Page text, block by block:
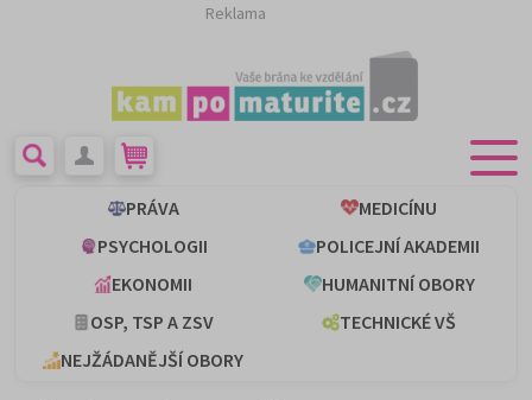
Reklama
PRÁVA
MEDICÍNU
PSYCHOLOGII
POLICEJNÍ AKADEMII
EKONOMII
HUMANITNÍ OBORY
OSP, TSP A ZSV
TECHNICKÉ VŠ
NEJŽÁDANĚJŠÍ OBORY